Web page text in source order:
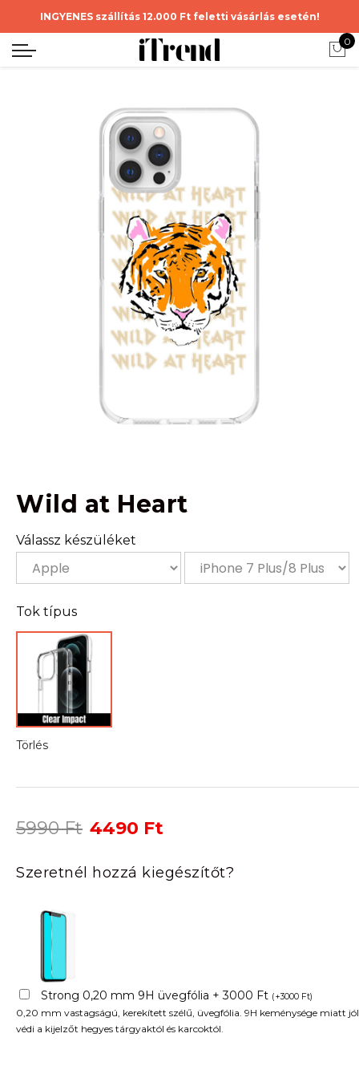
INGYENES szállítás 12.000 Ft feletti vásárlás esetén!
0
Wild at Heart
Válassz készüléket
Tok típus
Törlés
5990Ft Original
was:
5990 Ft.
4490 Ft
is:
4490 Ft.
Szeretnél hozzá kiegészítőt?
Strong 0,20 mm 9H üvegfólia + 3000 Ft (+3000 Ft)
0,20 mm vastagságú, kerekített szélű, üvegfólia. 9H keménysége miatt jól
védi a kijelzőt hegyes tárgyaktól és karcoktól.